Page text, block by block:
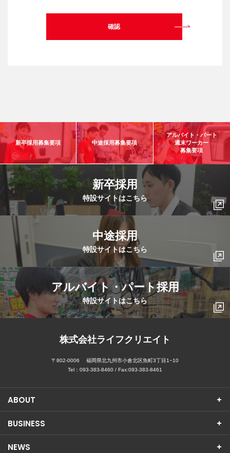
新卒採用募集要項 中途採用募集要項
アルバイト・パート
週末ワーカー
募集要項
新卒採用
特設サイトはこちら
中途採用
特設サイトはこちら
アルバイト・パート採用
特設サイトはこちら
株式会社ライフクリエイト
〒802-0006
福岡県北九州市小倉北区魚町3丁目1−10
Tel： 093-383-8460 / Fax:093-383-8461
ABOUT
BUSINESS
NEWS